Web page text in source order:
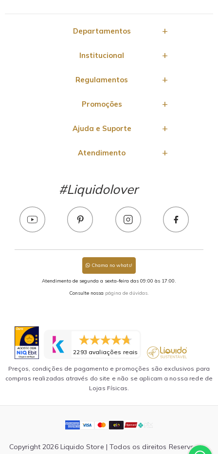
Departamentos
Institucional
Regulamentos
Promoções
Ajuda e Suporte
Atendimento
#Liquidolover
Chama no whats!
Atendimento de segunda a sexta-feira das 09:00 às 17:00.
Consulte nossa página de dúvidas.
2293 avaliações reais
Preços, condições de pagamento e promoções são exclusivos para
compras realizadas através do site e não se aplicam a nossa rede de
Lojas Físicas.
Copyright 2026 Liquido Store | Todos os direitos Reservados.